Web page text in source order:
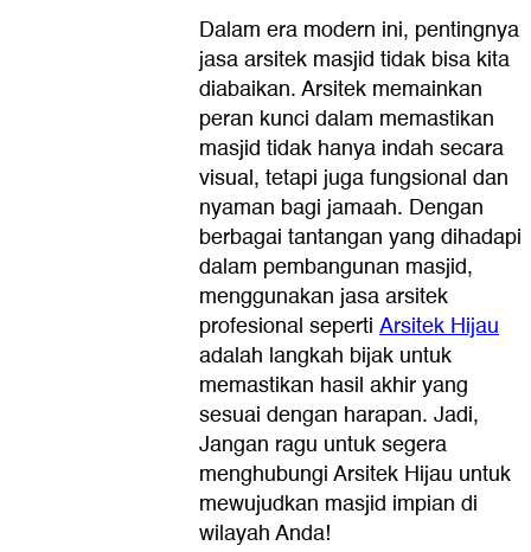
Dalam era modern ini, pentingnya
jasa arsitek masjid tidak bisa kita
diabaikan. Arsitek memainkan
peran kunci dalam memastikan
masjid tidak hanya indah secara
visual, tetapi juga fungsional dan
nyaman bagi jamaah. Dengan
berbagai tantangan yang dihadapi
dalam pembangunan masjid,
menggunakan jasa arsitek
profesional seperti Arsitek Hijau
adalah langkah bijak untuk
memastikan hasil akhir yang
sesuai dengan harapan. Jadi,
Jangan ragu untuk segera
menghubungi Arsitek Hijau untuk
mewujudkan masjid impian di
wilayah Anda!